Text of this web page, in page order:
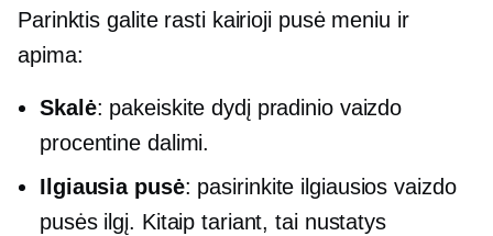
Parinktis galite rasti kairioji pusėmeniu ir
apima:
Skalė: pakeiskite dydį pradinio vaizdo
procentine dalimi.
Ilgiausia pusė: pasirinkite ilgiausios vaizdo
pusės ilgį. Kitaip tariant, tai nustatys